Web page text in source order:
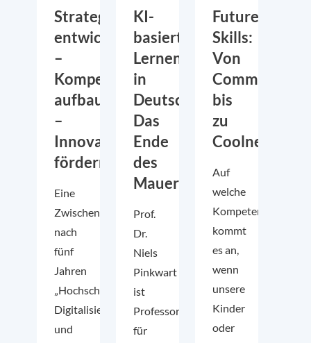
Strategien
entwickeln
–
Kompetenzen
aufbauen
–
Innovationen
fördern
Eine
Zwischenbilanz
nach
fünf
Jahren
„Hochschulforum
Digitalisierung“
und
KI-
basiertes
Lernen
in
Deutschland:
Das
Ende
des
Mauerblümchendaseins?
Prof.
Dr.
Niels
Pinkwart
ist
Professor
für
Future
Skills:
Von
bis
zu
Coolness.
Auf
welche
Kompetenzen
kommt
es an,
wenn
unsere
Kinder
oder